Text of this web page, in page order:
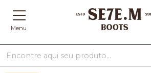
Menu